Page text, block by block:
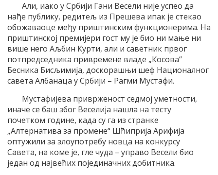
Али, иако у Србији Гани Весели није успео да
нађе публику, редитељ из Прешева ипак је стекао
обожаваоце међу приштинским функционерима. На
приштинској премијери гост му је био ни мање ни
више него Аљбин Курти, али и саветник првог
потпредседника привремене владе „Косова“
Бесника Бисљимија, доскорашњи шеф Националног
савета Албанаца у Србији – Рагми Мустафи.
Мустафијева приврженост седмој уметности,
иначе се баш због Веселија нашла на тесту
почетком године, када су га из странке
„Алтернатива за промене“ Шћиприја Арифија
оптужили за злоупотребу новца на конкурсу
Савета, на коме је, гле чуда – управо Весели био
један од највећих појединачних добитника.